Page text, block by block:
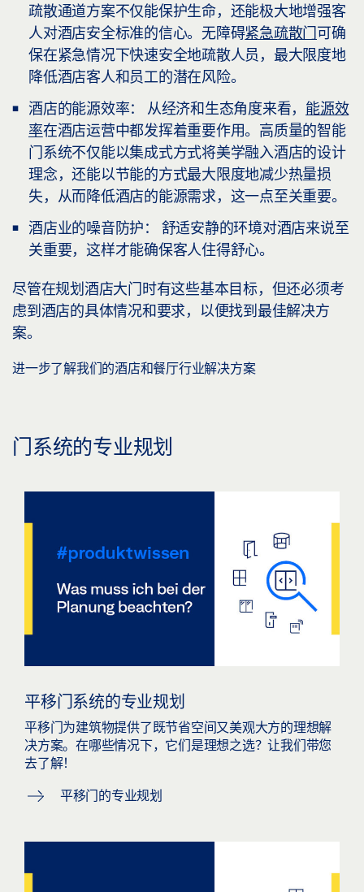
疏散通道方案不仅能保护生命，还能极大地增强客
人对酒店安全标准的信心。无障碍紧急疏散门可确
保在紧急情况下快速安全地疏散人员，最大限度地
降低酒店客人和员工的潜在风险。
酒店的能源效率： 从经济和生态角度来看， 能源效
率在酒店运营中都发挥着重要作用。高质量的智能
门系统不仅能以集成式方式将美学融入酒店的设计
理念，还能以节能的方式最大限度地减少热量损
失，从而降低酒店的能源需求，这一点至关重要。
酒店业的噪音防护： 舒适安静的环境对酒店来说至
关重要，这样才能确保客人住得舒心。
尽管在规划酒店大门时有这些基本目标，但还必须考
虑到酒店的具体情况和要求，以便找到最佳解决方
案。
进一步了解我们的酒店和餐厅行业解决方案
门系统的专业规划
平移门系统的专业规划
平移门为建筑物提供了既节省空间又美观大方的理想解
决方案。在哪些情况下，它们是理想之选？让我们带您
去了解！
平移门的专业规划